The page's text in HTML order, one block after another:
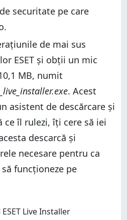
securitate pe care
de mai sus
ESET și obții un mic
MB, numit
. Acest
asistent de descărcare și
ce îl rulezi, îți cere să iei
descarcă și
necesare pentru ca
funcționeze pe